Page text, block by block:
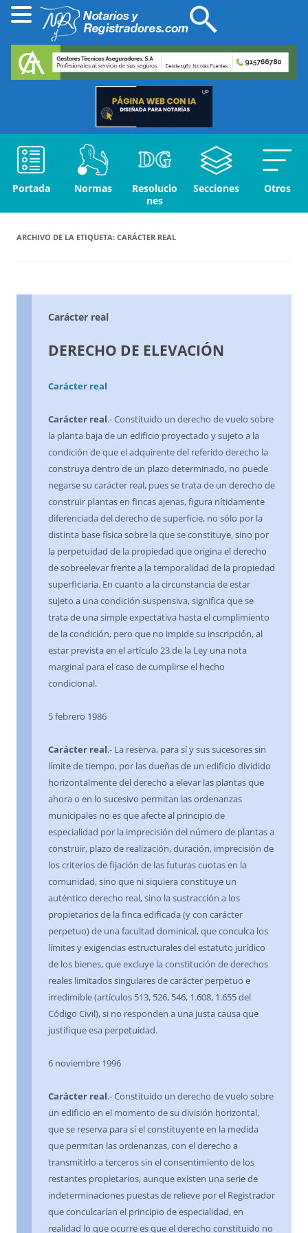
Portada Normas
Resolucio
nes
Secciones Otros
ARCHIVO DE LA ETIQUETA: CARÁCTER REAL
Carácter real
DERECHO DE ELEVACIÓN
Carácter real
Carácter real.- Constituido un derecho de vuelo sobre
la planta baja de un edificio proyectado y sujeto a la
condición de que el adquirente del referido derecho la
construya dentro de un plazo determinado, no puede
negarse su carácter real, pues se trata de un derecho de
construir plantas en fincas ajenas, figura nítidamente
diferenciada del derecho de superficie, no sólo por la
distinta base física sobre la que se constituye, sino por
la perpetuidad de la propiedad que origina el derecho
de sobreelevar frente a la temporalidad de la propiedad
superficiaria. En cuanto a la circunstancia de estar
sujeto a una condición suspensiva, significa que se
trata de una simple expectativa hasta el cumplimiento
de la condición, pero que no impide su inscripción, al
estar prevista en el artículo 23 de la Ley una nota
marginal para el caso de cumplirse el hecho
condicional.
5 febrero 1986
Carácter real.- La reserva, para sí y sus sucesores sin
límite de tiempo, por las dueñas de un edificio dividido
horizontalmente del derecho a elevar las plantas que
ahora o en lo sucesivo permitan las ordenanzas
municipales no es que afecte al principio de
especialidad por la imprecisión del número de plantas a
construir, plazo de realización, duración, imprecisión de
los criterios de fijación de las futuras cuotas en la
comunidad, sino que ni siquiera constituye un
auténtico derecho real, sino la sustracción a los
propietarios de la finca edificada (y con carácter
perpetuo) de una facultad dominical, que conculca los
límites y exigencias estructurales del estatuto jurídico
de los bienes, que excluye la constitución de derechos
reales limitados singulares de carácter perpetuo e
irredimible (artículos 513, 526, 546, 1.608, 1.655 del
Código Civil), si no responden a una justa causa que
justifique esa perpetuidad.
6 noviembre 1996
Carácter real.- Constituido un derecho de vuelo sobre
un edificio en el momento de su división horizontal,
que se reserva para sí el constituyente en la medida
que permitan las ordenanzas, con el derecho a
transmitirlo a terceros sin el consentimiento de los
restantes propietarios, aunque existen una serie de
indeterminaciones puestas de relieve por el Registrador
que conculcarían el principio de especialidad, en
realidad lo que ocurre es que el derecho constituido no